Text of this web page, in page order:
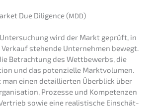
Due Diligence (MDD)
wird der Markt geprüft, in
Verkauf stehen­de Unter­neh­men bewegt.
Betrach­tung des Wettbe­werbs, die
und das poten­zi­el­le Markt­vo­lu­men.
man einen detail­lier­ten Überblick über
Prozes­se und Kompe­ten­zen
sowie eine realis­ti­sche Einschät­